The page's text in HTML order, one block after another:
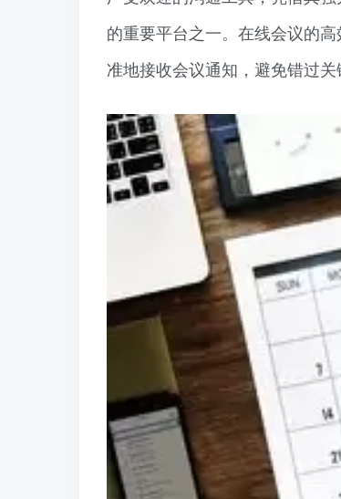
的重要平台之一。在线会议的
准地接收会议通知，避免错过